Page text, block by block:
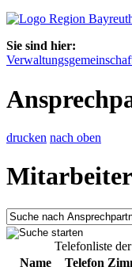
Sie sind hier:
drucken nach oben
Telefonliste
Name
Telefon